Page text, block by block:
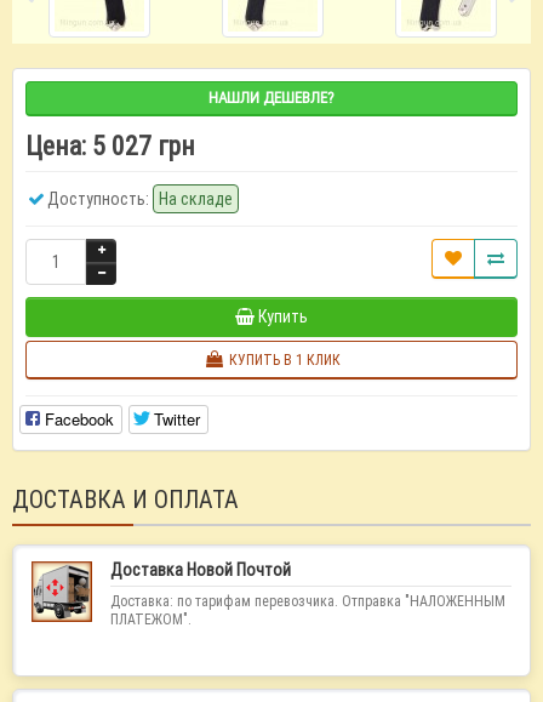
НАШЛИ ДЕШЕВЛЕ?
Цена: 5 027 грн
Доступность: На складе
Купить
КУПИТЬ В 1 КЛИК
Facebook Twitter
ДОСТАВКА И ОПЛАТА
Доставка Новой Почтой
Доставка: по тарифам перевозчика. Отправка "НАЛОЖЕННЫМ
ПЛАТЕЖОМ".